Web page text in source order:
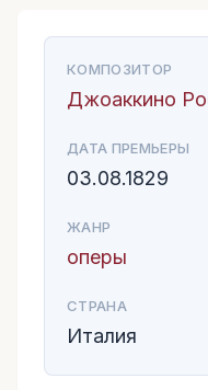
КОМПОЗИТОР
Джоаккино
ДАТА ПРЕМЬЕРЫ
03.08.1829
ЖАНР
оперы
СТРАНА
Италия